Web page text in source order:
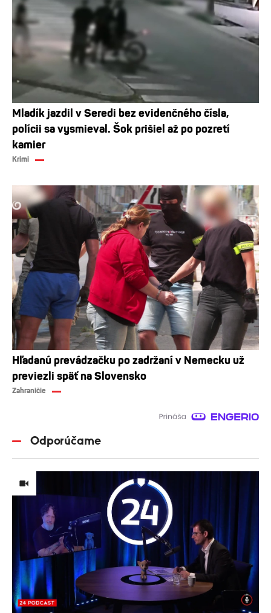
Mladík jazdil v Seredi bez evidenčného čísla,
polícii sa vysmieval. Šok prišiel až po pozretí
kamier
Krimi
Hľadanú prevádzačku po zadržaní v Nemecku už
previezli späť na Slovensko
Zahraničie
Odporúčame